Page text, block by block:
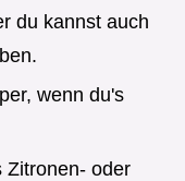
du kannst auch
wenn du's
Zitronen- oder